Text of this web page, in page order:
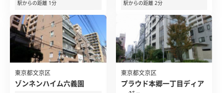
駅からの距離 1分 駅からの距離 2分
東京都文京区
ゾンネンハイム六義園
東京都文京区
プラウド本郷一丁目ディア